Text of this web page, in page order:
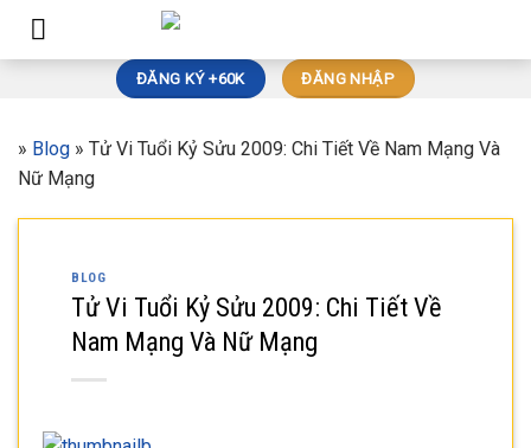
Skip
ĐĂNG KÝ +60K ĐĂNG NHẬP
» Blog » Tử Vi Tuổi Kỷ Sửu 2009: Chi Tiết Về Nam Mạng Và
Nữ Mạng
BLOG
Tử Vi Tuổi Kỷ Sửu 2009: Chi Tiết Về
Nam Mạng Và Nữ Mạng